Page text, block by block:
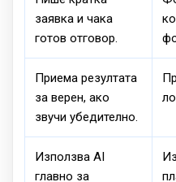
заявка и чака
готов отговор.
Приема резултата
за верен, ако
звучи убедително.
Използва AI
главно за